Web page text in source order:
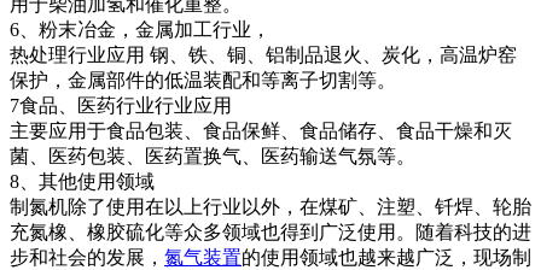
用于柴油加氢和催化重整。
6、粉末冶金，金属加工行业，
热处理行业应用 钢、铁、铜、铝制品退火、炭化，高温炉窑
保护，金属部件的低温装配和等离子切割等。
7食品、医药行业行业应用
主要应用于食品包装、食品保鲜、食品储存、食品干燥和灭
菌、医药包装、医药置换气、医药输送气氛等。
8、其他使用领域
制氮机除了使用在以上行业以外，在煤矿、注塑、钎焊、轮胎
充氮橡、橡胶硫化等众多领域也得到广泛使用。随着科技的进
步和社会的发展， 氮气装置的使用领域也越来越广泛，现场制